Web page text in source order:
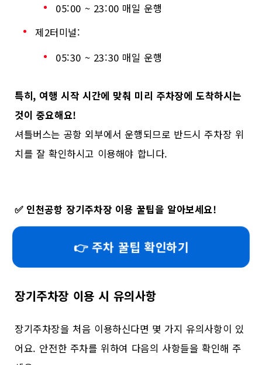
05:00 ~ 23:00 매일 운행
제2터미널:
05:30 ~ 23:30 매일 운행
특히, 여행 시작 시간에 맞춰 미리 주차장에 도착하시는
것이 중요해요!
셔틀버스는 공항 외부에서 운행되므로 반드시 주차장 위
치를 잘 확인하시고 이용해야 합니다.
✅ 인천공항 장기주차장 이용 꿀팁을 알아보세요!
👉 주차 꿀팁 확인하기
장기주차장 이용 시 유의사항
장기주차장을 처음 이용하신다면 몇 가지 유의사항이 있
어요. 안전한 주차를 위하여 다음의 사항들을 확인해 주